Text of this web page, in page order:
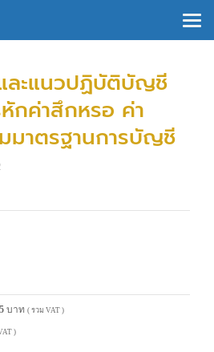
ละแนวปฏิบัติบัญชี
กค่าสึกหรอ ค่า
มาตรฐานการบัญชี
บาท ( รวม VAT )
)
×